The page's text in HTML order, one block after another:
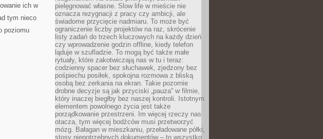
ich w
tym nieco
poziomu
pielęgnować własne. Slow life w mieście nie
oznacza rezygnacji z pracy czy ambicji, ale
świadome przycięcie nadmiaru. To może być
ograniczenie liczby projektów na raz, skrócenie
listy zadań do trzech kluczowych na każdy dzień
czy wprowadzenie godzin offline, kiedy telefon
ląduje w szufladzie. To mogą być także małe
rytuały, które zakotwiczają nas w tu i teraz:
codzienny spacer bez słuchawek, zjedzony bez
pośpiechu posiłek, spokojna rozmowa z bliską
osobą bez zerkania na ekran. Takie pozornie
drobne decyzje są jak przyciski „pauza” w filmie,
który inaczej biegłby bez naszej kontroli. Istotnym
elementem powolnego życia jest także
porządkowanie przestrzeni. Im więcej rzeczy nas
otacza, tym więcej bodźców musi przetworzyć
mózg. Bałagan w mieszkaniu, przeładowane półki,
stosy niepotrzebnych dokumentów – to wszystko